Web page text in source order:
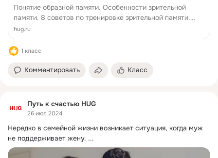
Понятие образной памяти. Особенности зрительной
памяти. 8 советов по тренировке зрительной памяти.
Слуховая память. Тактильная (осязательная) память.
hug.ru
1 класс
Комментировать Класс
Путь к счастью HUG
26 июл 2024
Нередко в семейной жизни возникает ситуация, когда муж
не поддерживает жену. ...